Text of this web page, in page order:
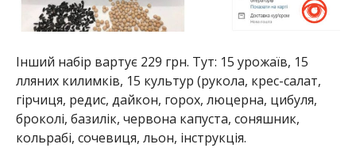
Інший набір вартує 229 грн. Тут: 15 урожаїв, 15
лляних килимків, 15 культур (рукола, крес-салат,
гірчиця, редис, дайкон, горох, люцерна, цибуля,
броколі, базилік, червона капуста, соняшник,
кольрабі, сочевиця, льон, інструкція.